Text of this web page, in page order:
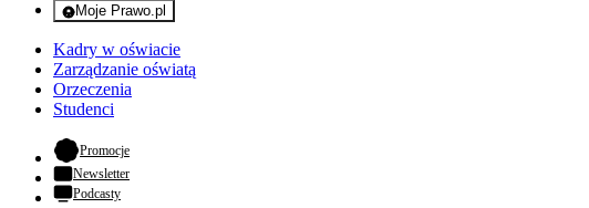
Moje Prawo.pl
- rejestracja i logowanie do serwisu
Kadry w oświacie
Zarządzanie oświatą
Orzeczenia
Studenci
Promocje- otwiera się w nowej karcie
Newsletter
Podcasty